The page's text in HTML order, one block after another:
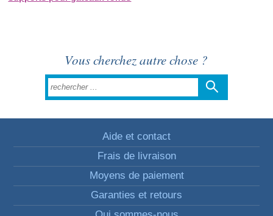
Vous cherchez autre chose ?
Aide et contact
Frais de livraison
Moyens de paiement
Garanties et retours